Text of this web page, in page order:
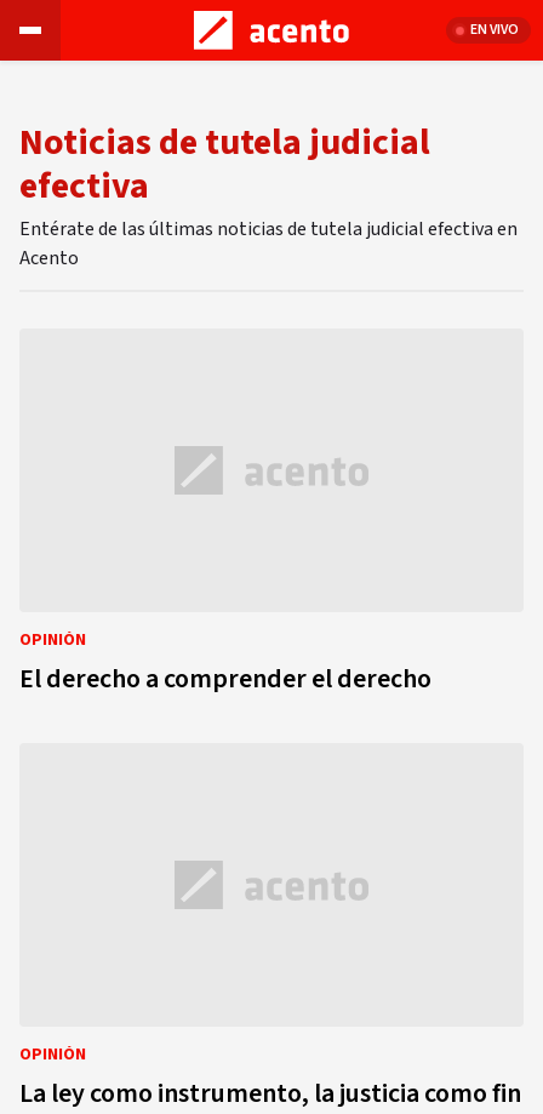
EN VIVO
Noticias de tutela judicial
efectiva
Entérate de las últimas noticias de tutela judicial efectiva en
Acento
OPINIÓN
El derecho a comprender el derecho
OPINIÓN
La ley como instrumento, la justicia como fin